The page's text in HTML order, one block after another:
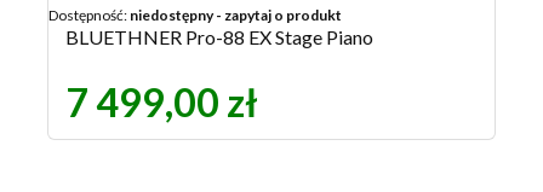
Dostępność: niedostępny - zapytaj o produkt
BLUETHNER Pro-88 EX Stage Piano
7 499,00 zł